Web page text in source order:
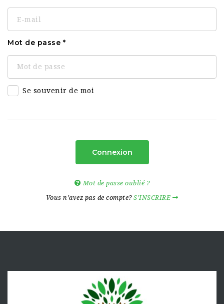
Mot de passe
Se souvenir de moi
Connexion
Mot de passe oublié ?
Vous n’avez pas de compte?S’INSCRIRE